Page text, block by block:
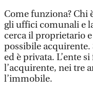
Come funziona? Chi
gli uffici comunali e
cerca il proprietario
possibile acquirente.
ed è privata. L’ente
l’acquirente, nei tre
l’immobile.